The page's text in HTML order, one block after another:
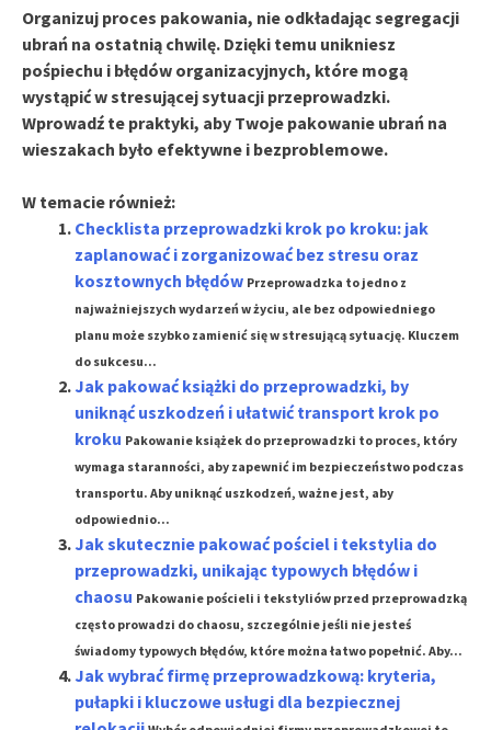
Organizuj proces pakowania, nie odkładając segregacji
ubrań na ostatnią chwilę. Dzięki temu unikniesz
pośpiechu i błędów organizacyjnych, które mogą
wystąpić w stresującej sytuacji przeprowadzki.
Wprowadź te praktyki, aby Twoje pakowanie ubrań na
wieszakach było efektywne i bezproblemowe.
W temacie również:
Checklista przeprowadzki krok po kroku: jak
zaplanować i zorganizować bez stresu oraz
kosztownych błędów Przeprowadzka to jedno z
najważniejszych wydarzeń w życiu, ale bez odpowiedniego
planu może szybko zamienić się w stresującą sytuację. Kluczem
do sukcesu...
Jak pakować książki do przeprowadzki, by
uniknąć uszkodzeń i ułatwić transport krok po
kroku Pakowanie książek do przeprowadzki to proces, który
wymaga staranności, aby zapewnić im bezpieczeństwo podczas
transportu. Aby uniknąć uszkodzeń, ważne jest, aby
odpowiednio...
Jak skutecznie pakować pościel i tekstylia do
przeprowadzki, unikając typowych błędów i
chaosu Pakowanie pościeli i tekstyliów przed przeprowadzką
często prowadzi do chaosu, szczególnie jeśli nie jesteś
świadomy typowych błędów, które można łatwo popełnić. Aby...
Jak wybrać firmę przeprowadzkową: kryteria,
pułapki i kluczowe usługi dla bezpiecznej